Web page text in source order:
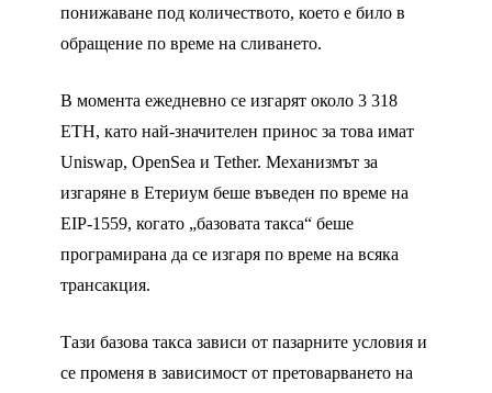
понижаване под количеството, което е било в
обращение по време на сливането.
В момента ежедневно се изгарят около 3 318
ETH, като най-значителен принос за това имат
Uniswap, OpenSea и Tether. Механизмът за
изгаряне в Етериум беше въведен по време на
EIP-1559, когато „базовата такса“ беше
програмирана да се изгаря по време на всяка
трансакция.
Тази базова такса зависи от пазарните условия и
се променя в зависимост от претоварването на